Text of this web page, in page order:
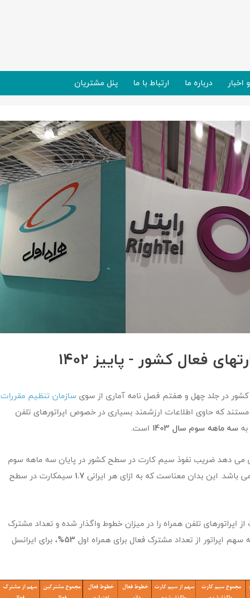
اخبار درباره ما ارتباط با ما پنل مشتریان
فعال کشور - پاییز 1402
کشور در جلد چهل و هفتم فصل نامه آماری از سوی سازمان تنظیم مقررات
که حاوی اطلاعات ارزشمند بسیاری در خصوص اپراتورهای تلفن
سه ماهه سوم سال 1403 است.
می دهد ضریب نفوذ سیم کارت در سطح کشور در پایان سه ماهه سوم
باشد. این بدان معناست که به ازای هر ایرانی 1.7 سیمکارت در سطح
تلفن همراه را در میزان خطوط واگذار شده و تعداد مشترک
اپراتور از تعداد مشترک فعال برای همراه اول 53%
، برای ایرانسل